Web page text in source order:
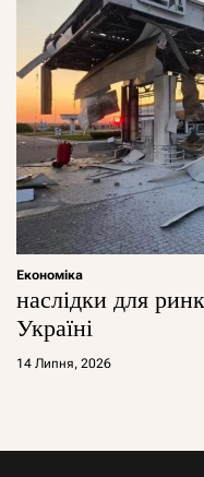
Економіка
наслідки для
Україні
14 Липня, 2026